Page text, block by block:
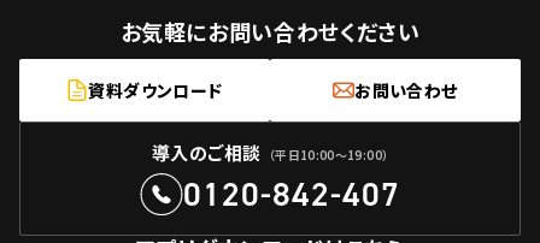
お気軽にお問い合わせください
資料ダウンロード お問い合わせ
導入のご相談 （平日10:00〜19:00）
0120-842-407